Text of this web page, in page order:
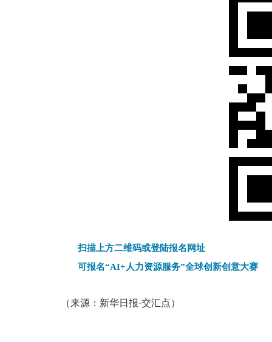
扫描上方二维码或登陆报名网址
可报名“AI+ 人力资源服务”全球创新创意大赛
（来源：新华日报·交汇点）